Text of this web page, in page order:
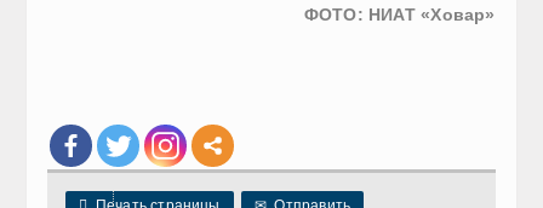
ФОТО: НИАТ «Ховар»